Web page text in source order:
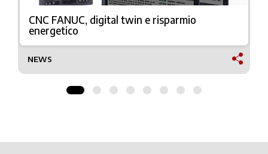
CNC FANUC, digital twin e risparmio
energetico
NEWS